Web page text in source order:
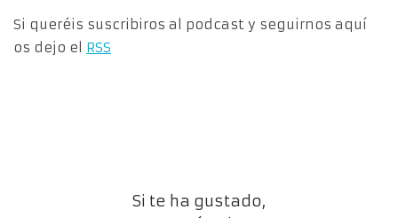
Si queréis suscribiros al podcast y seguirnos aquí
os dejo el RSS
Si te ha gustado,